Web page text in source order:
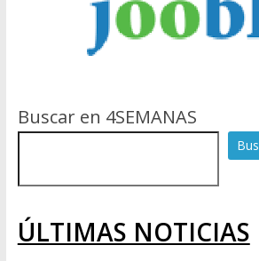
Buscar en 4SEMANAS
ÚLTIMAS NOTICIAS